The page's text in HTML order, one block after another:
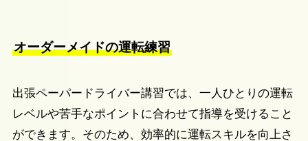
オーダーメイドの運転練習
出張ペーパードライバー講習では、一人ひとりの運転
レベルや苦手なポイントに合わせて指導を受けること
ができます。そのため、効率的に運転スキルを向上さ